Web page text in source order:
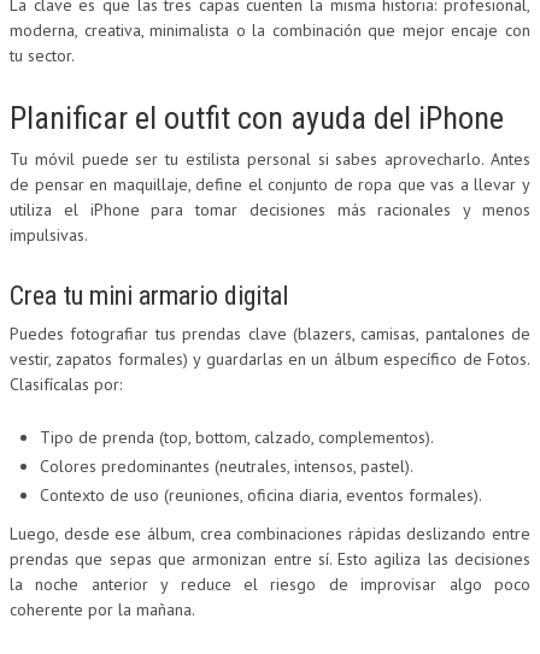
moderna, creativa, minimalista o la combinación que mejor encaje con
tu sector.
Planificar el outfit con ayuda del iPhone
Tu móvil puede ser tu estilista personal si sabes aprovecharlo. Antes
de pensar en maquillaje, define el conjunto de ropa que vas a llevar y
utiliza el iPhone para tomar decisiones más racionales y menos
impulsivas.
Crea tu mini armario digital
Puedes fotografiar tus prendas clave (blazers, camisas, pantalones de
vestir, zapatos formales) y guardarlas en un álbum específico de Fotos.
Clasifícalas por:
Tipo de prenda (top, bottom, calzado, complementos).
Colores predominantes (neutrales, intensos, pastel).
Contexto de uso (reuniones, oficina diaria, eventos formales).
Luego, desde ese álbum, crea combinaciones rápidas deslizando entre
prendas que sepas que armonizan entre sí. Esto agiliza las decisiones
la noche anterior y reduce el riesgo de improvisar algo poco
coherente por la mañana.